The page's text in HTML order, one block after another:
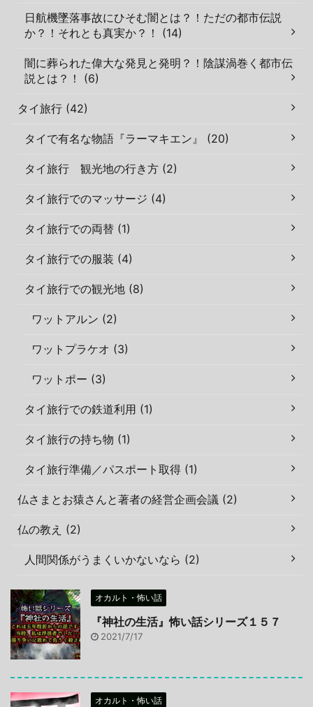
日航機墜落事故にひそむ闇とは？！ただの都市伝説
か？！それとも真実か？！ (14)
闇に葬られた偉大な発見と発明？！陰謀渦巻く都市伝
説とは？！ (6)
タイ旅行 (42)
タイで有名な物語『ラーマキエン』 (20)
タイ旅行 観光地の行き方 (2)
タイ旅行でのマッサージ (4)
タイ旅行での両替 (1)
タイ旅行での服装 (4)
タイ旅行での観光地 (8)
ワットアルン (2)
ワットプラケオ (3)
ワットポー (3)
タイ旅行での鉄道利用 (1)
タイ旅行の持ち物 (1)
タイ旅行準備／パスポート取得 (1)
仏さまとお猿さんと著者の経営企画会議 (2)
仏の教え (2)
人間関係がうまくいかないなら (2)
オカルト・怖い話
『神社の生活』怖い話シリーズ１５７
2021/7/17
オカルト・怖い話